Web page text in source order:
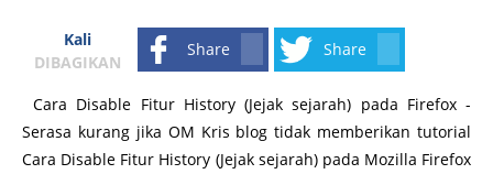
Disclaimer
Kali
DIBAGIKAN
Share Share
Cara Disable Fitur History (Jejak sejarah) pada Firefox -
Serasa kurang jika OM Kris blog tidak memberikan tutorial
Cara Disable Fitur History (Jejak sejarah) pada Mozilla Firefox